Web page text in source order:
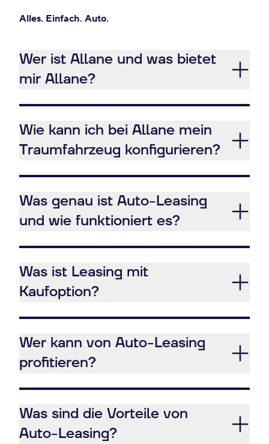
Alles. Einfach. Auto.
Wer ist Allane und was bietet
mir Allane?
Wie kann ich bei Allane mein
Traumfahrzeug konfigurieren?
Was genau ist Auto-Leasing
und wie funktioniert es?
Was ist Leasing mit
Kaufoption?
Wer kann von Auto-Leasing
profitieren?
Was sind die Vorteile von
Auto-Leasing?